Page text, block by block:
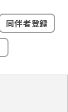
同伴者登録